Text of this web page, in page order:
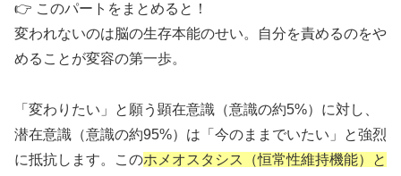
会社員から
💰完全 無料 ・実録ベースレポート
📊退職後 半年で収入10倍 実現
👉 このパートをまとめると！
変われないのは脳の生存本能のせい。自分を責めるのをや
めることが変容の第一歩。
「変わりたい」と願う顕在意識（意識の約5%）に対し、
潜在意識（意識の約95%）は「今のままでいたい」と強烈
に抵抗します。このホメオスタシス（恒常性維持機能）と